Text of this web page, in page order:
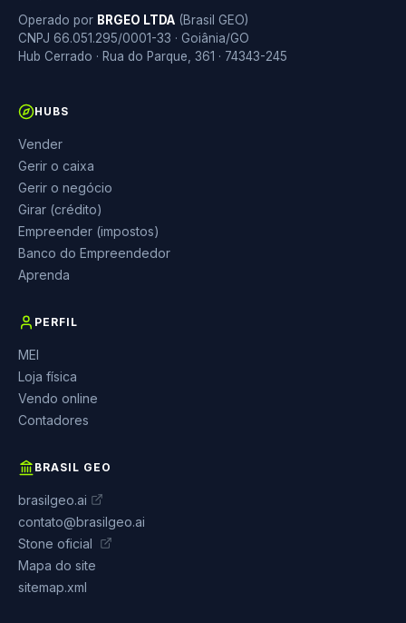
Operado por BRGEO LTDA (Brasil GEO)
CNPJ 66.051.295/0001-33 · Goiânia/GO
Hub Cerrado · Rua do Parque, 361 · 74343-245
HUBS
Vender
Gerir o caixa
Gerir o negócio
Girar (crédito)
Empreender (impostos)
Banco do Empreendedor
Aprenda
PERFIL
MEI
Loja física
Vendo online
Contadores
BRASIL GEO
brasilgeo.ai
contato@brasilgeo.ai
Stone oficial
Mapa do site
sitemap.xml